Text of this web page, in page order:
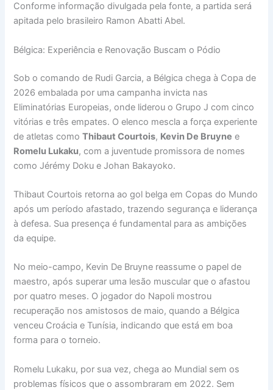
Conforme informação divulgada pela fonte, a partida será
apitada pelo brasileiro Ramon Abatti Abel.
Bélgica: Experiência e Renovação Buscam o Pódio
Sob o comando de Rudi Garcia, a Bélgica chega à Copa de
2026 embalada por uma campanha invicta nas
Eliminatórias Europeias, onde liderou o Grupo J com cinco
vitórias e três empates. O elenco mescla a força experiente
de atletas comoThibaut Courtois, Kevin De Bruyne e
Romelu Lukaku, com a juventude promissora de nomes
como Jérémy Doku e Johan Bakayoko.
Thibaut Courtois retorna ao gol belga em Copas do Mundo
após um período afastado, trazendo segurança e liderança
à defesa. Sua presença é fundamental para as ambições
da equipe.
No meio-campo, Kevin De Bruyne reassume o papel de
maestro, após superar uma lesão muscular que o afastou
por quatro meses. O jogador do Napoli mostrou
recuperação nos amistosos de maio, quando a Bélgica
venceu Croácia e Tunísia, indicando que está em boa
forma para o torneio.
Romelu Lukaku, por sua vez, chega ao Mundial sem os
problemas físicos que o assombraram em 2022. Sem